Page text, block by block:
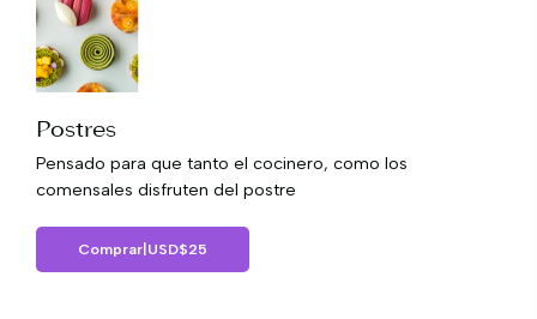
Postres
Pensado para que tanto el cocinero, como los
comensales disfruten del postre
Comprar USD$25